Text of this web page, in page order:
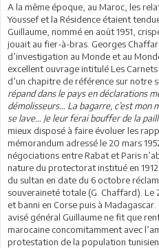
A la même époque, au Maroc, les
Youssef et la Résidence étaient
Guillaume, nommé en août 1951,
jouait au fier-à-bras. Georges
d’investigation au Monde et au
excellent ouvrage intitulé Les
d’un chapitre de référence sur notre
répand dans le pays en déclarations
démolisseurs… La bagarre, c’est mon
se lave… Je leur ferai bouffer de la
mieux disposé à faire évoluer les
mémorandum adressé le 20 mars
négociations entre Rabat et Paris
nature du protectorat institué en
du sultan en date du 6 octobre
souveraineté totale (G. Chaffard). Le
et banni en Corse puis à
avisé général Guillaume ne fit que
marocaine concomitamment avec
protestation de la population